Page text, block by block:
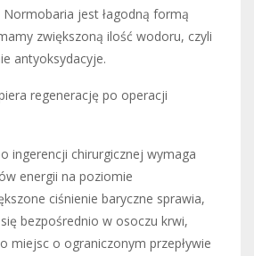
Normobaria jest łagodną formą
zwiększoną ilość wodoru, czyli
antyoksydacyje.
regenerację po operacji
ingerencji chirurgicznej wymaga
energii na poziomie
ciśnienie baryczne sprawia,
bezpośrednio w osoczu krwi,
miejsc o ograniczonym przepływie